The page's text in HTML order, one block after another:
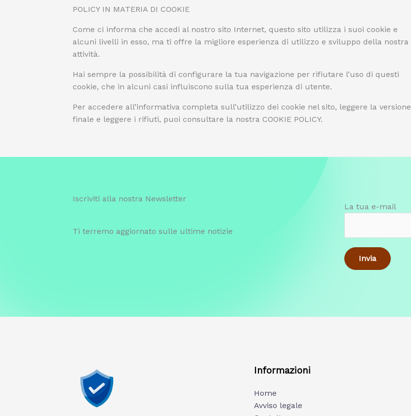
POLICY IN MATERIA DI COOKIE
Come ci informa che accedi al nostro sito Internet, questo sito utilizza i suoi cookie e
alcuni livelli in esso, ma ti offre la migliore esperienza di utilizzo e sviluppo della nostra
attività.
Hai sempre la possibilità di configurare la tua navigazione per rifiutare l’uso di questi
cookie, che in alcuni casi influiscono sulla tua esperienza di utente.
Per accedere all’informativa completa sull’utilizzo dei cookie nel sito, leggere la versione
finale e leggere i rifiuti, puoi consultare la nostra COOKIE POLICY.
Iscriviti alla nostra Newsletter
Ti terremo aggiornato sulle ultime notizie
La tua e-mail
Informazioni
Home
Avviso legale